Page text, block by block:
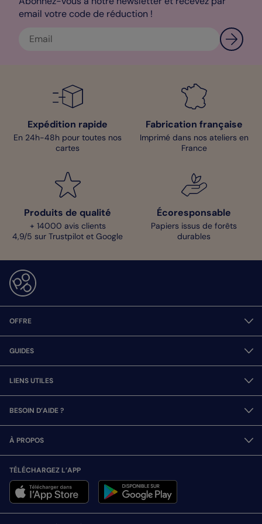
email votre code de réduction !
Expédition rapide
En 24h-48h pour toutes nos
cartes
Fabrication française
Imprimé dans nos ateliers en
France
Produits de qualité
+ 14000 avis clients
4,9/5 sur Trustpilot et Google
Écoresponsable
Papiers issus de forêts
durables
OFFRE
GUIDES
LIENS UTILES
BESOIN D’AIDE ?
À PROPOS
TÉLÉCHARGEZ L’APP